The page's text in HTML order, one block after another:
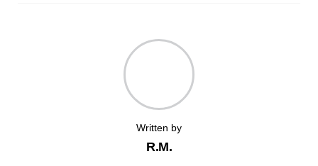
Written by
R.M.